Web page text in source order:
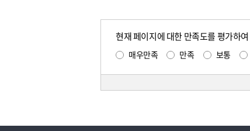
현재 페이지에 대한 만족도를 평가하
매우만족 만족 보통